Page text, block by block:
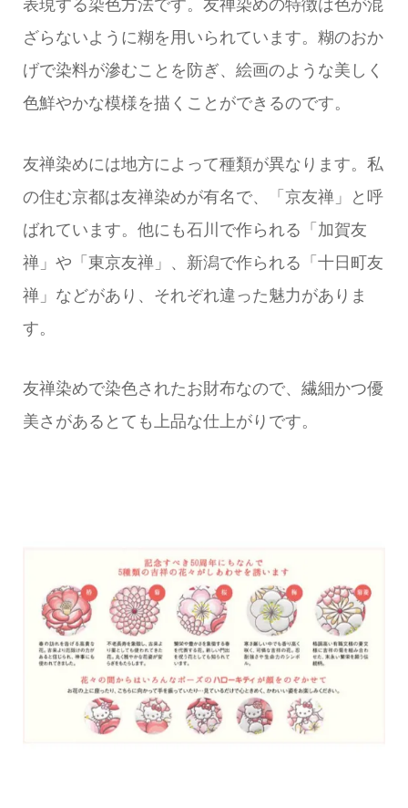
ざらないように糊を用いられています。糊のおか
げで染料が滲むことを防ぎ、絵画のような美しく
色鮮やかな模様を描くことができるのです。
友禅染めには地方によって種類が異なります。私
の住む京都は友禅染めが有名で、「京友禅」と呼
ばれています。他にも石川で作られる「加賀友
禅」や「東京友禅」、新潟で作られる「十日町友
禅」などがあり、それぞれ違った魅力がありま
す。
友禅染めで染色されたお財布なので、繊細かつ優
美さがあるとても上品な仕上がりです。